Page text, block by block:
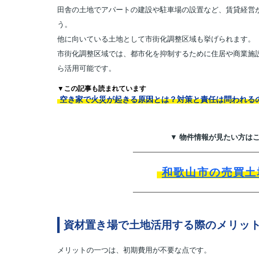
田舎の土地でアパートの建設や駐車場の設置など、賃貸経
う。
他に向いている土地として市街化調整区域も挙げられます。
市街化調整区域では、都市化を抑制するために住居や商業
ら活用可能です。
▼この記事も読まれています
空き家で火災が起きる原因とは？対策と責任は問われる
▼ 物件情報が見たい方は
和歌山市の売買
資材置き場で土地活用する際のメリッ
メリットの一つは、初期費用が不要な点です。